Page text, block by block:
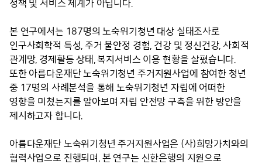
정책 및 서비스 체계가 아닙니다.
본 연구에서는 187명의 노숙위기청년 대상 실태조사로
인구사회학적 특성, 주거 불안정 경험, 건강 및 정신건강, 사회적
관계망, 경제활동 상태, 복지서비스 이용 현황을 살폈습니다.
또한 아름다운재단 노숙위기청년 주거지원사업에 참여한 청년
중 17명의 사례분석을 통해 노숙위기청년 자립에 어떠한
영향을 미쳤는지를 알아보며 자립 안전망 구축을 위한 방안을
제시하고자 합니다.
아름다운재단 노숙위기청년 주거지원사업은 (사)희망가치와의
협력사업으로 진행되며, 본 연구는 신한은행의 지원으로